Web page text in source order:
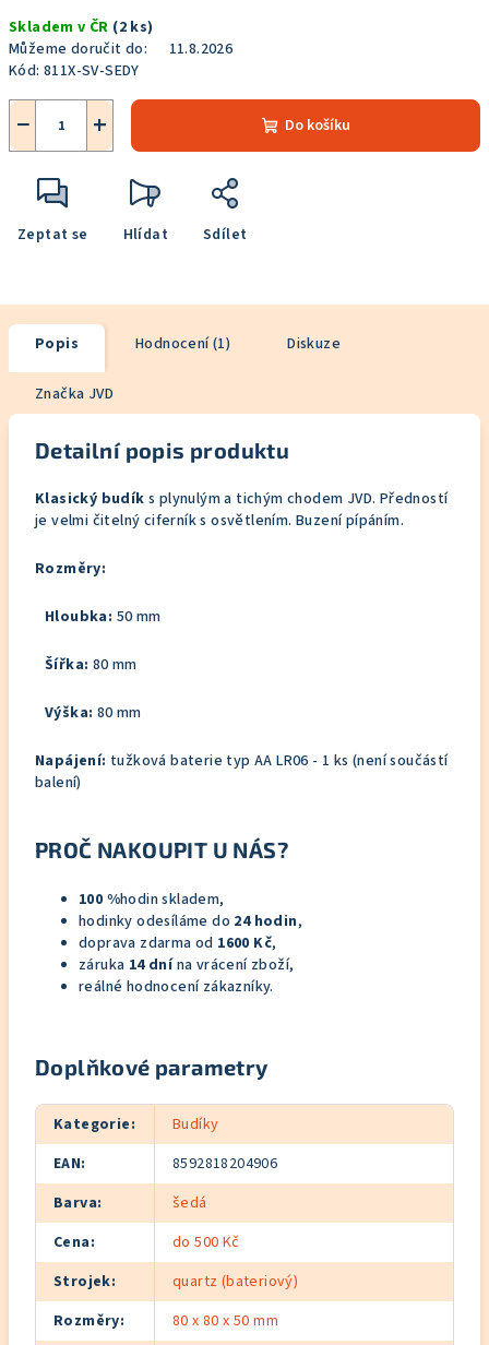
cena:
Skladem v ČR (2 ks)
Můžeme doručit do:
11.8.2026
Kód: 811X-SV-SEDY
+
− Do košíku
Zeptat se Hlídat Sdílet
Popis Hodnocení (1) Diskuze
Značka JVD
Detailní popis produktu
Klasický budík s plynulým a tichým chodem JVD. Předností
je velmi čitelný ciferník s osvětlením. Buzení pípáním.
Rozměry:
Hloubka: 50 mm
Šířka: 80 mm
Výška: 80 mm
Napájení: tužková baterie typ AA LR06 - 1 ks (není součástí
balení)
PROČ NAKOUPIT U NÁS?
100 %hodin skladem,
hodinky odesíláme do 24 hodin,
doprava zdarma od 1600 Kč,
záruka 14 dnína vrácení zboží,
reálné hodnocení zákazníky.
Doplňkové parametry
Kategorie:
Budíky
EAN:
8592818204906
Barva:
šedá
Cena:
do 500 Kč
Strojek:
quartz (bateriový)
Rozměry:
80 x 80 x 50 mm